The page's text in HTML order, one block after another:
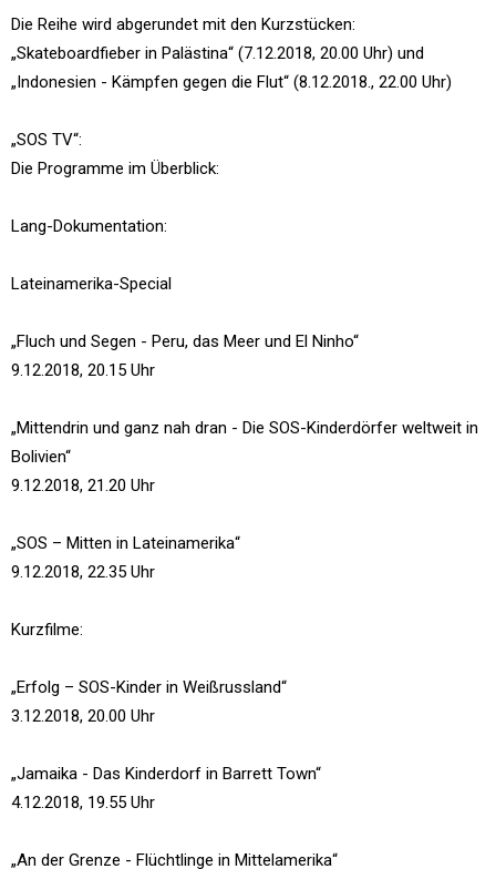
Die Reihe wird abgerundet mit den Kurzstücken:
„Skateboardfieber in Palästina“ (7.12.2018, 20.00 Uhr) und
„Indonesien - Kämpfen gegen die Flut“ (8.12.2018., 22.00 Uhr)
„SOS TV“:
Die Programme im Überblick:
Lang-Dokumentation:
Lateinamerika-Special
„Fluch und Segen - Peru, das Meer und El Ninho“
9.12.2018, 20.15 Uhr
„Mittendrin und ganz nah dran - Die SOS-Kinderdörfer weltweit in
Bolivien“
9.12.2018, 21.20 Uhr
„SOS – Mitten in Lateinamerika“
9.12.2018, 22.35 Uhr
Kurzfilme:
„Erfolg – SOS-Kinder in Weißrussland“
3.12.2018, 20.00 Uhr
„Jamaika - Das Kinderdorf in Barrett Town“
4.12.2018, 19.55 Uhr
„An der Grenze - Flüchtlinge in Mittelamerika“